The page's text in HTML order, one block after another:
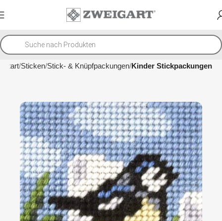
Start Sticken Stick- & Knüpfpackungen Kinder Stickpackungen